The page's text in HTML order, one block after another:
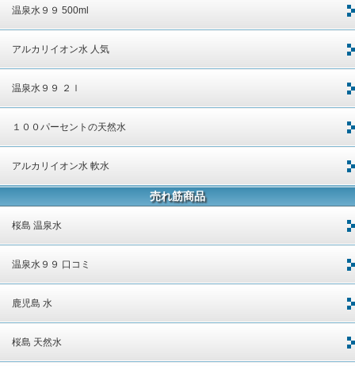
温泉水９９ 500ml
アルカリイオン水 人気
温泉水９９ ２ｌ
１００パーセントの天然水
アルカリイオン水 軟水
売れ筋商品
桜島 温泉水
温泉水９９ 口コミ
鹿児島 水
桜島 天然水